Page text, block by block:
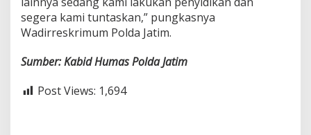
segera kami tuntaskan,” pungkasnya
Wadirreskrimum Polda Jatim.
Sumber: Kabid Humas Polda Jatim
Post Views: 1,694